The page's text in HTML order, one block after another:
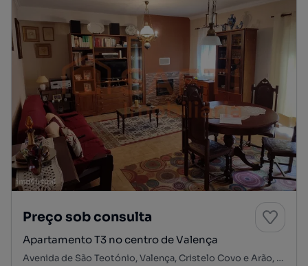
Preço sob consulta
Apartamento T3 no centro de Valença
Avenida de São Teotónio, Valença, Cristelo Covo e Arão, Valença, Viana do Castelo